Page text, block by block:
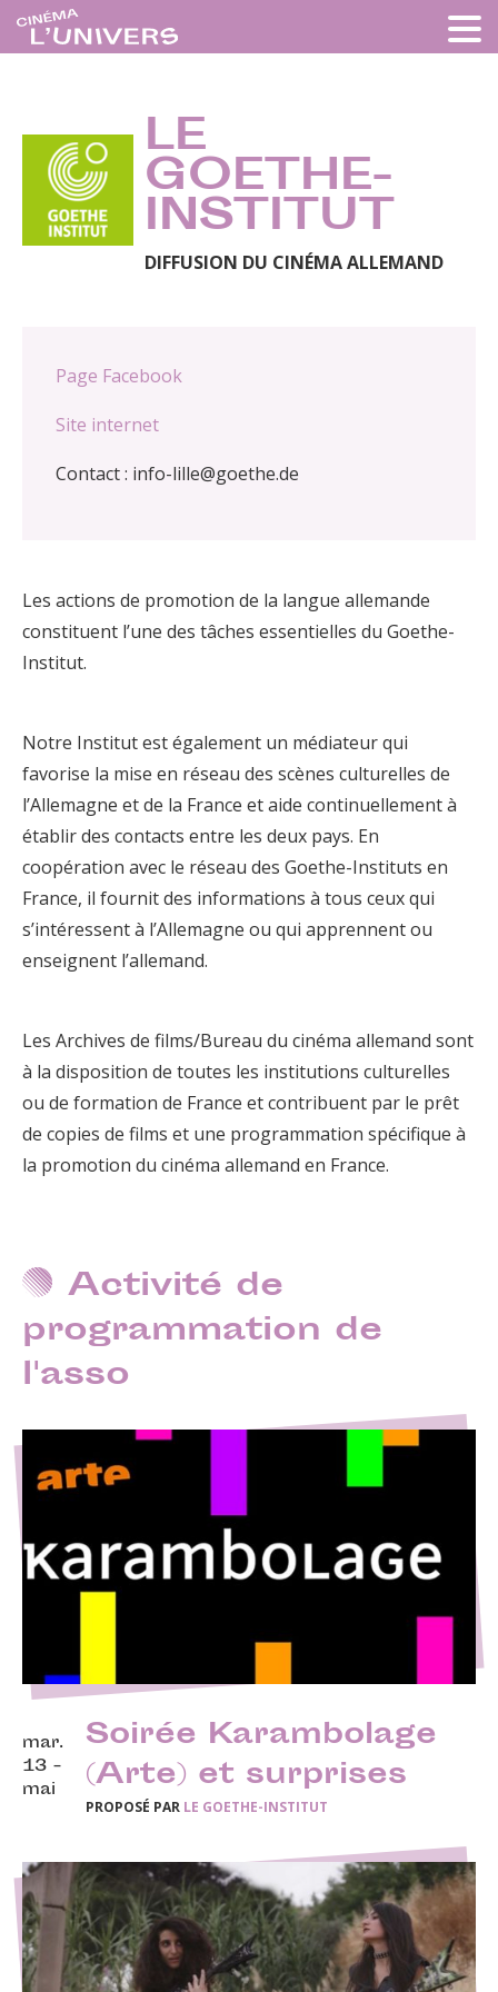
LE
GOETHE-
INSTITUT
DIFFUSION DU CINÉMA ALLEMAND
Page Facebook
Site internet
Contact : info-lille@goethe.de
Les actions de promotion de la langue allemande
constituent l’une des tâches essentielles du Goethe-
Institut.
Notre Institut est également un médiateur qui
favorise la mise en réseau des scènes culturelles de
l’Allemagne et de la France et aide continuellement à
établir des contacts entre les deux pays. En
coopération avec le réseau des Goethe-Instituts en
France, il fournit des informations à tous ceux qui
s’intéressent à l’Allemagne ou qui apprennent ou
enseignent l’allemand.
Les Archives de films/Bureau du cinéma allemand sont
à la disposition de toutes les institutions culturelles
ou de formation de France et contribuent par le prêt
de copies de films et une programmation spécifique à
la promotion du cinéma allemand en France.
Activité de
programmation de
l'asso
mar.
13 -
mai
Soirée Karambolage
(Arte) et surprises
PROPOSÉ PAR LE GOETHE-INSTITUT